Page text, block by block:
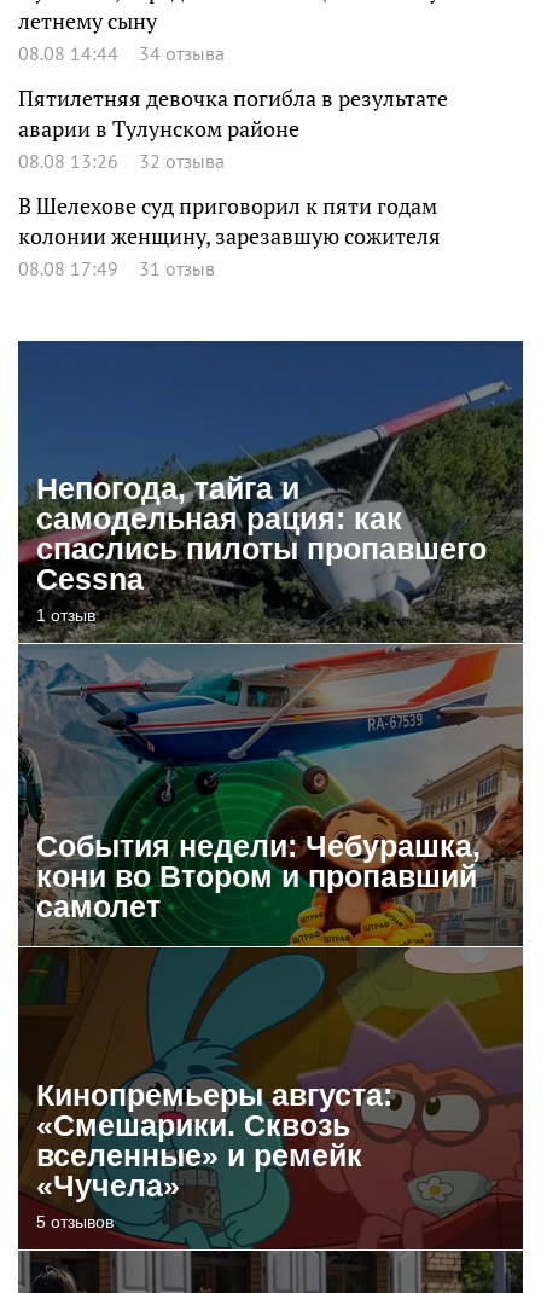
летнему сыну
08.08 14:44 34 отзыва
Пятилетняя девочка погибла в результате
аварии в Тулунском районе
08.08 13:26 32 отзыва
В Шелехове суд приговорил к пяти годам
колонии женщину, зарезавшую сожителя
08.08 17:49 31 отзыв
Непогода, тайга и
самодельная рация: как
спаслись пилоты пропавшего
Cessna
1 отзыв
События недели: Чебурашка,
кони во Втором и пропавший
самолет
Кинопремьеры августа:
«Смешарики. Сквозь
вселенные» и ремейк
«Чучела»
5 отзывов